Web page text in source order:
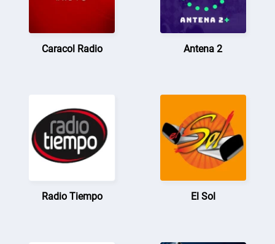
Caracol Radio Antena 2
Radio Tiempo El Sol